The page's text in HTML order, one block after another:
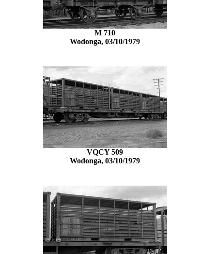
M 710
Wodonga, 03/10/1979
VQCY 509
Wodonga, 03/10/1979